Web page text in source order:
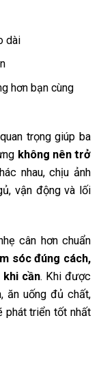
dài
hơn bạn cùng
trọng giúp ba
không nên trở
nhau, chịu ảnh
vận động và lối
cân hơn chuẩn
sóc đúng cách,
cần. Khi được
ăn uống đủ chất,
phát triển tốt nhất